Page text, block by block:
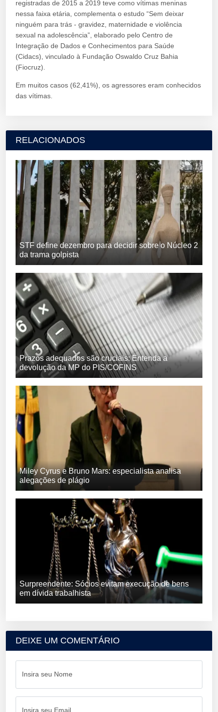
registradas de 2015 a 2019 teve como vítimas meninas
nessa faixa etária, complementa o estudo “Sem deixar
ninguém para trás - gravidez, maternidade e violência
sexual na adolescência”, elaborado pelo Centro de
Integração de Dados e Conhecimentos para Saúde
(Cidacs), vinculado à Fundação Oswaldo Cruz Bahia
(Fiocruz).
Em muitos casos (62,41%), os agressores eram conhecidos
das vítimas.
RELACIONADOS
STF define dezembro para decidir sobre o Núcleo 2
da trama golpista
Prazos adequados são cruciais: Entenda a
devolução da MP do PIS/COFINS
Miley Cyrus e Bruno Mars: especialista analisa
alegações de plágio
Surpreendente: Sócios evitam execução de bens
em dívida trabalhista
DEIXE UM COMENTÁRIO
Insira seu Nome
Insira seu Email